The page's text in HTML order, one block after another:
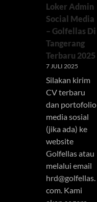
Loker Admin
Social Media
– Golfellas Di
Tangerang
Terbaru 2025
7 JULI 2025
Silakan kirim
CV terbaru
dan portofolio
media sosial
(jika ada) ke
website
Golfellas atau
melalui email
hrd@golfellas.
com. Kami